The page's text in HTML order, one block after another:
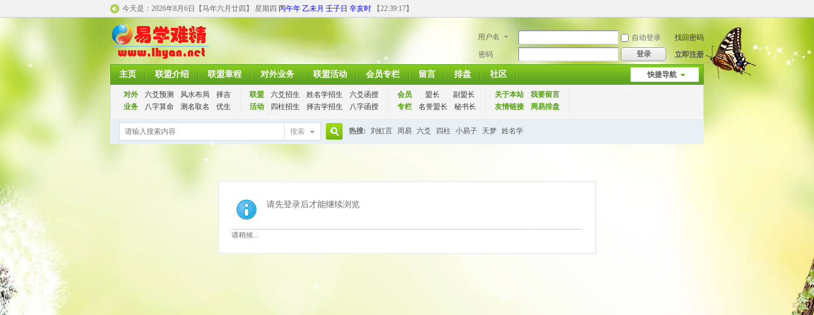
今天是： 2026年8月6日【马年六月廿四】 星期四 丙午年 乙未月 壬子日 辛亥时 【22:39:18】
用户名 自动登录
找回密码
密码
登录 立即注册
快捷导航
主页 联盟介绍 联盟章程 对外业务 联盟活动 会员专栏 留言 排盘 社区
对外 六爻预测 风水布局
择吉
业务
八字算命 测名取名 优生
联盟 六爻招生 姓名学招生
六爻函授
活动
四柱招生 择吉学招生 八字函授
会员 盟长
副盟长
专栏
名誉盟长 秘书长
关于本站
我要留言
友情链接
周易排盘
搜索
索
热搜: 刘虹言 周易 六爻 四柱 小易子 天梦 姓名学
请先登录后才能继续浏览
请稍候...